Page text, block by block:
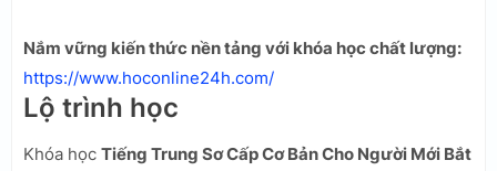
Nắm vững kiến thức nền tảng với khóa học chất lượng:
https://www.hoconline24h.com/
Lộ trình học
Khóa học Tiếng Trung Sơ Cấp Cơ Bản Cho Người Mới Bắt